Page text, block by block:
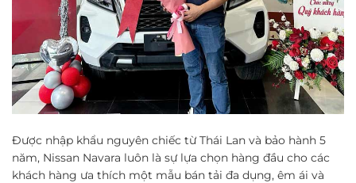
Được nhập khẩu nguyên chiếc từ Thái Lan và bảo hành 5
năm, Nissan Navara luôn là sự lựa chọn hàng đầu cho các
khách hàng ưa thích một mẫu bán tải đa dụng, êm ái và